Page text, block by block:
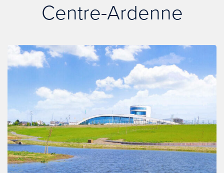
Centre-Ardenne